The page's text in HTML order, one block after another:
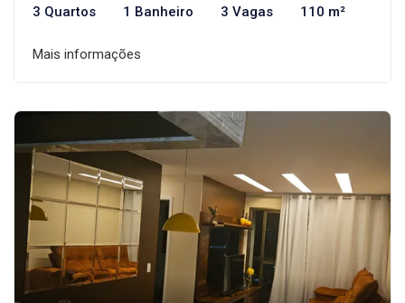
3 Quartos 1 Banheiro 3 Vagas 110 m²
Mais informações